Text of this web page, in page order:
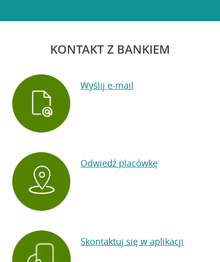
KONTAKT Z BANKIEM
Wyślij e-mail
Odwiedź placówkę
Skontaktuj się w aplikacji